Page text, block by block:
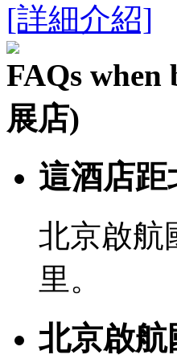
[詳細介紹]
FAQs
展店)
這酒店
北京啟航
里。
北京啟航